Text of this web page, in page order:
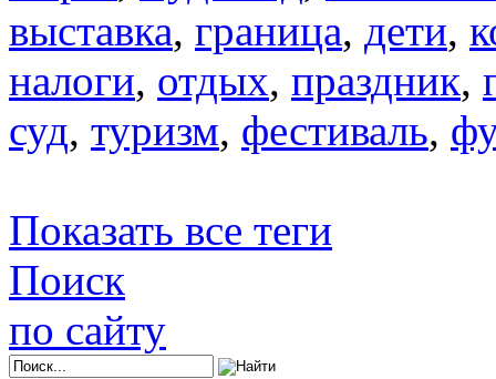
выставка, граница, дети,
налоги, отдых, праздник,
суд, туризм, фестиваль,
Показать все теги
Поиск
по сайту